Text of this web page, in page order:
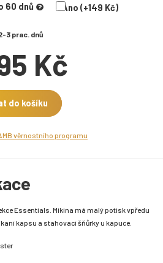
60 dnů Ano (+149 Kč)
3 prac. dnů
Kč
do košíku
věrnostního programu
Essentials. Mikina má malý potisk vpředu
kapsu a stahovací šňůrky u kapuce.